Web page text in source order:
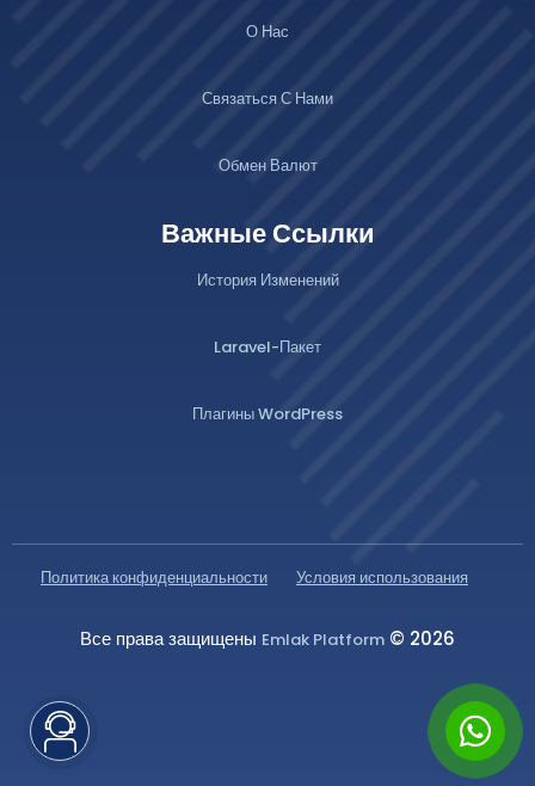
О Нас
Связаться С Нами
Обмен Валют
Важные Ссылки
История Изменений
Laravel-Пакет
Плагины WordPress
Политика конфиденциальности Условия использования
Все права защищены Emlak Platform © 2026